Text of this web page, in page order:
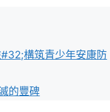
#32;構筑青少年安康防
的豐碑